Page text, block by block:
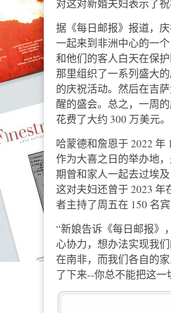
对这对新婚夫妇表示了祝
据《每日邮报》报道，
一起来到非洲中心的一
和他们的客人白天在保
那里组织了一系列盛大
的庆祝活动。然后在吉
醒的盛会。总之，一周
花费了大约 300 万美元。
哈蒙德和詹恩于 2022
作为大喜之日的举办地
期曾和家人一起去过埃
这对夫妇还曾于 2023
者主持了周五在 150 名
“新娘告诉《每日邮报》
心协力，想办法实现我
在南非，而我们各自的
了下来--你总不能把这一